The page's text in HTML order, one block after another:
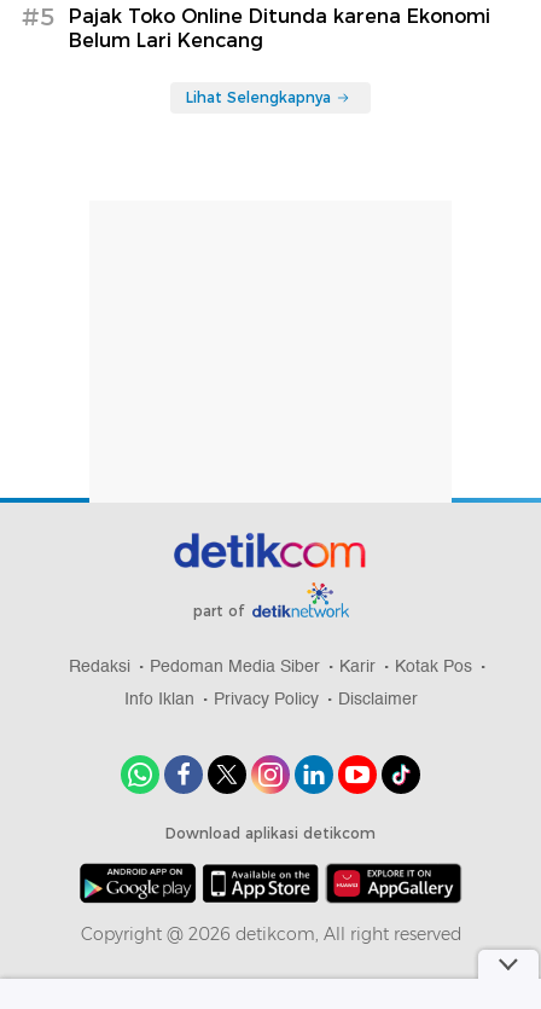
#5
Pajak Toko Online Ditunda karena Ekonomi
Belum Lari Kencang
Lihat Selengkapnya
part of
Redaksi Pedoman Media Siber Karir
Kotak Pos
Info Iklan
Privacy Policy Disclaimer
Download aplikasi detikcom
Copyright @ 2026 detikcom, All right reserved